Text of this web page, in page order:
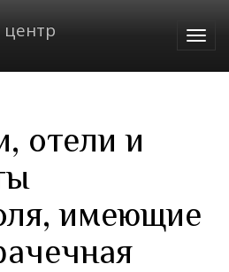
отели и
имеющие